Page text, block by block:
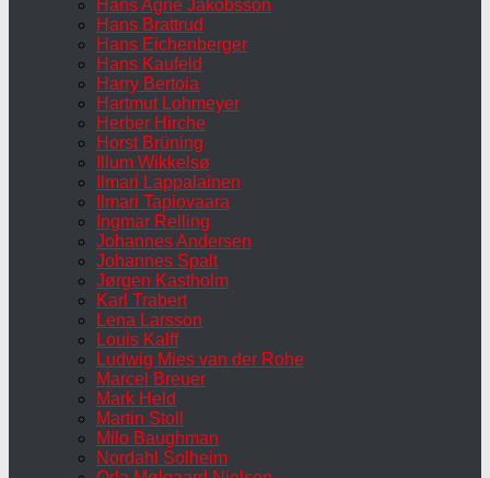
Hans Agne Jakobsson
Hans Brattrud
Hans Eichenberger
Hans Kaufeld
Harry Bertoia
Hartmut Lohmeyer
Herber Hirche
Horst Brüning
Illum Wikkelsø
Ilmari Lappalainen
Ilmari Tapiovaara
Ingmar Relling
Johannes Andersen
Johannes Spalt
Jørgen Kastholm
Karl Trabert
Lena Larsson
Louis Kalff
Ludwig Mies van der Rohe
Marcel Breuer
Mark Held
Martin Stoll
Milo Baughman
Nordahl Solheim